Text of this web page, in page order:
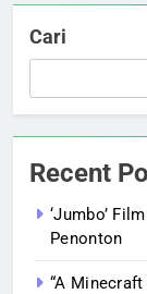
Cari
Recent
‘Jumbo’
Penonton
“A Minecraft